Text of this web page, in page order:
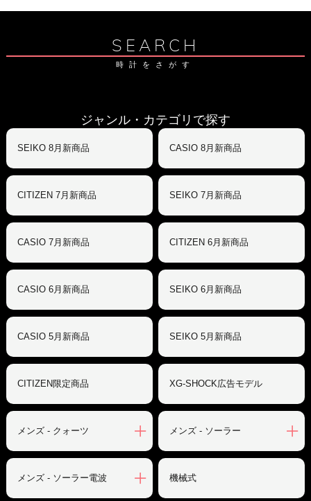
SEARCH
時計をさがす
ジャンル・カテゴリで探す
SEIKO 8月新商品 CASIO 8月新商品
CITIZEN 7月新商品 SEIKO 7月新商品
CASIO 7月新商品 CITIZEN 6月新商品
CASIO 6月新商品 SEIKO 6月新商品
CASIO 5月新商品 SEIKO 5月新商品
CITIZEN限定商品 XG-SHOCK広告モデル
メンズ - クォーツ メンズ - ソーラー
メンズ - ソーラー電波 機械式